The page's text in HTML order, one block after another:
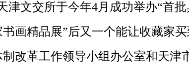
津文交所于今年4月成功举办“首
画精品展”后又一个能让收藏家
改革工作领导小组办公室和天津